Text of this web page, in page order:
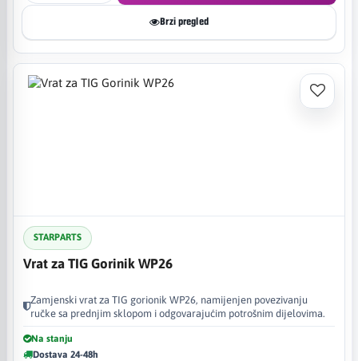
Brzi pregled
STARPARTS
Vrat za TIG Gorinik WP26
Zamjenski vrat za TIG gorionik WP26, namijenjen povezivanju
ručke sa prednjim sklopom i odgovarajućim potrošnim dijelovima.
Na stanju
Dostava 24-48h